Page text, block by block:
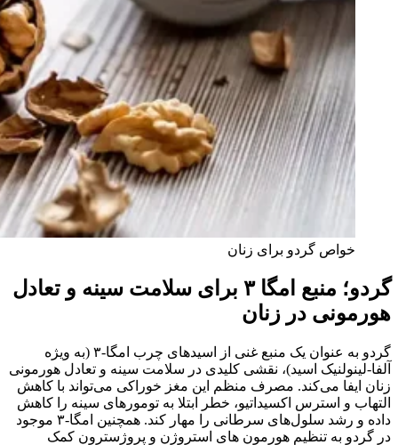
خواص گردو برای زنان
گردو؛ منبع امگا ۳ برای سلامت سینه و تعادل
هورمونی در زنان
گردو به عنوان یک منبع غنی از اسیدهای چرب امگا‑۳ (به ویژه
آلفا‑لینولنیک اسید)، نقشی کلیدی در سلامت سینه و تعادل هورمونی
زنان ایفا می‌کند. مصرف منظم این مغز خوراکی می‌تواند با کاهش
التهاب و استرس اکسیداتیو، خطر ابتلا به تومورهای سینه را کاهش
داده و رشد سلول‌های سرطانی را مهار کند. همچنین امگا‑۳ موجود
در گردو به تنظیم هورمون‌ های استروژن و پروژسترون کمک